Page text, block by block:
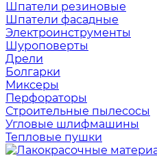
Шпатели резиновые
Шпатели фасадные
Электроинструменты
Шуроповерты
Дрели
Болгарки
Миксеры
Перфораторы
Строительные пылесосы
Угловые шлифмашины
Тепловые пушки